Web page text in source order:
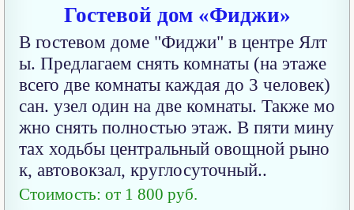
Гостевой дом «Фиджи»
В гостевом доме "Фиджи" в центре Ялт
ы. Предлагаем снять комнаты (на этаже
всего две комнаты каждая до 3 человек)
сан. узел один на две комнаты. Также мо
жно снять полностью этаж. В пяти мину
тах ходьбы центральный овощной рыно
к, автовокзал, круглосуточный..
Стоимость: от 1 800 руб.